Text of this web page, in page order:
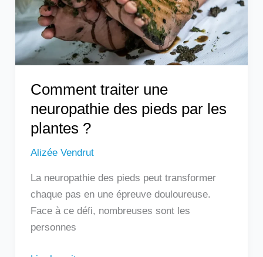
Comment traiter une
neuropathie des pieds par les
plantes ?
Alizée Vendrut
La neuropathie des pieds peut transformer
chaque pas en une épreuve douloureuse.
Face à ce défi, nombreuses sont les
personnes
par
les
plantes
?